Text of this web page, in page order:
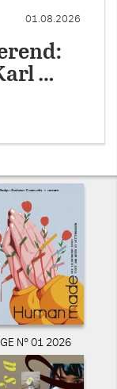
01.08.2026
…
N° 01 2026